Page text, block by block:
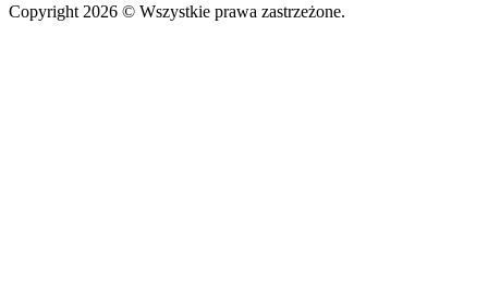
Copyright 2026 © Wszystkie prawa zastrzeżone.